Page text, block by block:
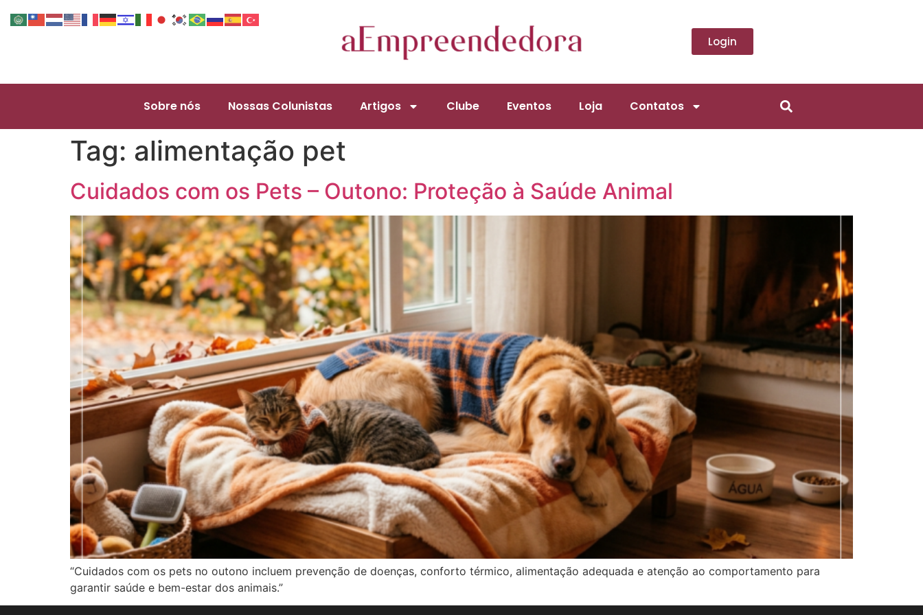
Login
Sobre nós Nossas Colunistas Artigos Clube Eventos Loja Contatos
Tag: alimentação pet
Cuidados com os Pets – Outono: Proteção à Saúde Animal
“Cuidados com os pets no outono incluem prevenção de doenças, conforto térmico, alimentação adequada e atenção ao comportamento para
garantir saúde e bem-estar dos animais.”